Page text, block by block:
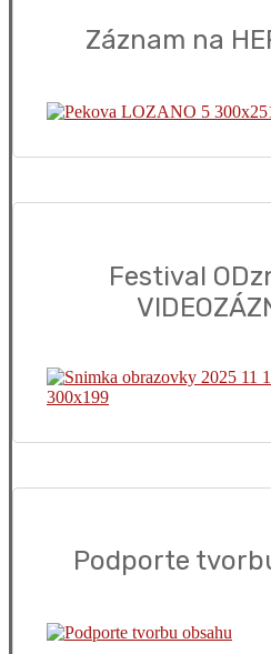
Záznam na
Festival
Podporte